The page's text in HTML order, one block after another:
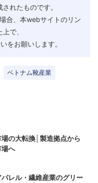
れたものです。
合、本webサイトのリン
で、
をお願いします。
ベトナム靴産業
の大転換│製造拠点から
へ
レル・繊維産業のグリー